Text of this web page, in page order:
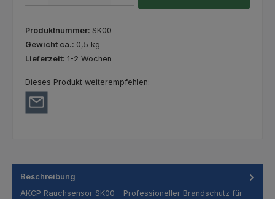
Produktnummer: SK00
Gewicht ca.: 0,5 kg
Lieferzeit: 1-2 Wochen
Dieses Produkt weiterempfehlen:
Beschreibung
AKCP Rauchsensor SK00 - Professioneller Brandschutz für